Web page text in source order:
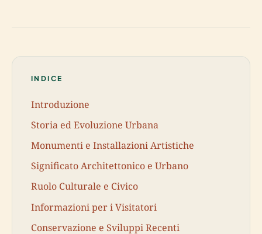
INDICE
Introduzione
Storia ed Evoluzione Urbana
Monumenti e Installazioni Artistiche
Significato Architettonico e Urbano
Ruolo Culturale e Civico
Informazioni per i Visitatori
Conservazione e Sviluppi Recenti